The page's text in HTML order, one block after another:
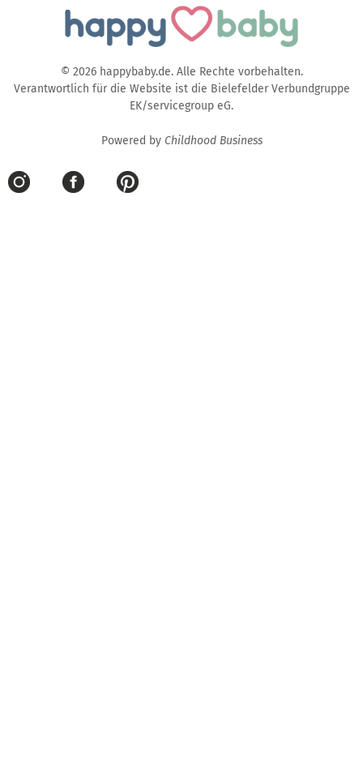
© 2026 happybaby.de. Alle Rechte vorbehalten.
Verantwortlich für die Website ist die Bielefelder Verbundgruppe
EK/servicegroup eG.
Powered by Childhood Business